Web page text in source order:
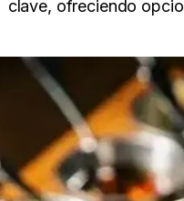
clave, ofreciendo